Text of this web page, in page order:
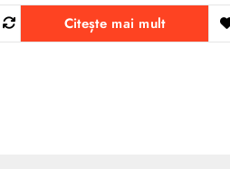
Citește mai mult